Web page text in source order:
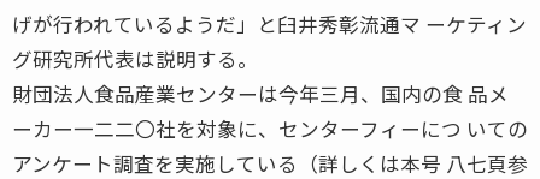
げが行われているようだ」と臼井秀彰流通マ ーケティン
グ研究所代表は説明する。
財団法人食品産業センターは今年三月、国内の食 品メ
ーカー一二二〇社を対象に、センターフィーにつ いての
アンケート調査を実施している（詳しくは本号 八七頁参